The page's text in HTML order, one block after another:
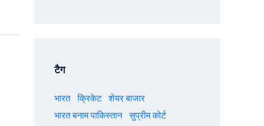
टैग
भारत क्रिकेट
शेयर बाजार
भारत बनाम पाकिस्तान
सुप्रीम कोर्ट